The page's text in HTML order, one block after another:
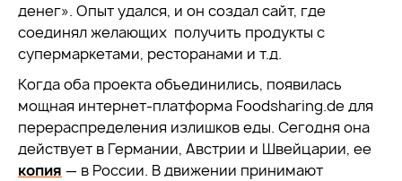
денег». Опыт удался, и он создал сайт, где
соединял желающих получить продукты с
супермаркетами, ресторанами и т.д.
Когда оба проекта объединились, появилась
мощная интернет-платформа Foodsharing.de для
перераспределения излишков еды. Сегодня она
действует в Германии, Австрии и Швейцарии, ее
копия — в России. В движении принимают